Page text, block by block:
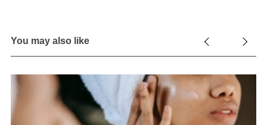
You may also like